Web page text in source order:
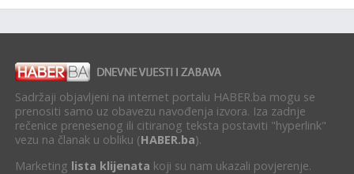
Sadržaji objavljeni na internet portalu HABER.ba mogu se
prenositi samo uz obavezu navođenja izvora. Iza zadnje
rečenice prenesenog ili citiranog teksta postaviti "hyperlink"
vezu na članak u obliku (HABER.ba).
Marketing lista klijenata koji su nam ukazali povjerenje.